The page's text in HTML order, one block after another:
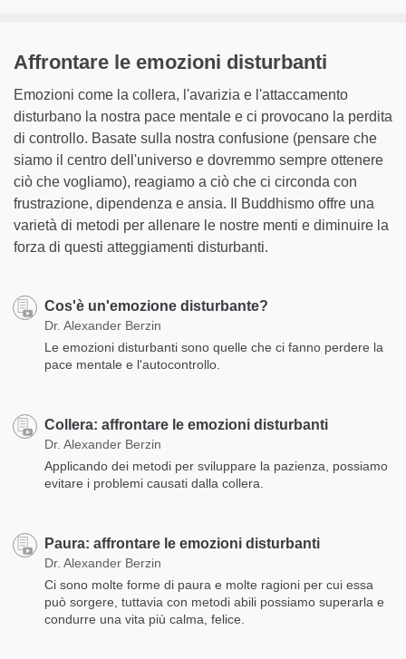
Affrontare le emozioni disturbanti
Emozioni come la collera, l'avarizia e l'attaccamento
disturbano la nostra pace mentale e ci provocano la perdita
di controllo. Basate sulla nostra confusione (pensare che
siamo il centro dell'universo e dovremmo sempre ottenere
ciò che vogliamo), reagiamo a ciò che ci circonda con
frustrazione, dipendenza e ansia. Il Buddhismo offre una
varietà di metodi per allenare le nostre menti e diminuire la
forza di questi atteggiamenti disturbanti.
Cos'è un'emozione disturbante?
Dr. Alexander Berzin
Le emozioni disturbanti sono quelle che ci fanno perdere la
pace mentale e l'autocontrollo.
Collera: affrontare le emozioni disturbanti
Dr. Alexander Berzin
Applicando dei metodi per sviluppare la pazienza, possiamo
evitare i problemi causati dalla collera.
Paura: affrontare le emozioni disturbanti
Dr. Alexander Berzin
Ci sono molte forme di paura e molte ragioni per cui essa
può sorgere, tuttavia con metodi abili possiamo superarla e
condurre una vita più calma, felice.